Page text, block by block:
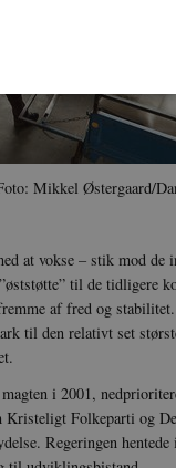
Mikkel Østergaard/
at vokse – stik mod de
til de tidligere
af fred og stabilitet.
til den relativt set
i 2001,
Folkeparti og
Regeringen
Nødvendige cookies
Hjemmesiden kan ikke
be_typo_user
sp_t
JSESSIONID